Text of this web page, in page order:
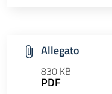
Allegato
830 KB
PDF